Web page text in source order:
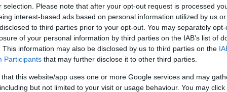
selection. Please note that after your opt-out request is processed
interest-based ads based on personal information utilized by us
to third parties prior to your opt-out. You may separately
of your personal information by third parties on the IAB’s list of
This information may also be disclosed by us to third parties on the
Participants that may further disclose it to other third parties.
that this website/app uses one or more Google services and may
but not limited to your visit or usage behaviour. You may
Αν κάτι έχει πολύ μεγάλη μάζα – όπως
περισσότερο τον χωροχρόνο γύρω
στους αστέρες νετρονίων – που έχουν
από τους πόλους τους – το φως
αναγκάζονται να ακολουθήσουν τον
από τη Γη. Μάλιστα όταν δύο